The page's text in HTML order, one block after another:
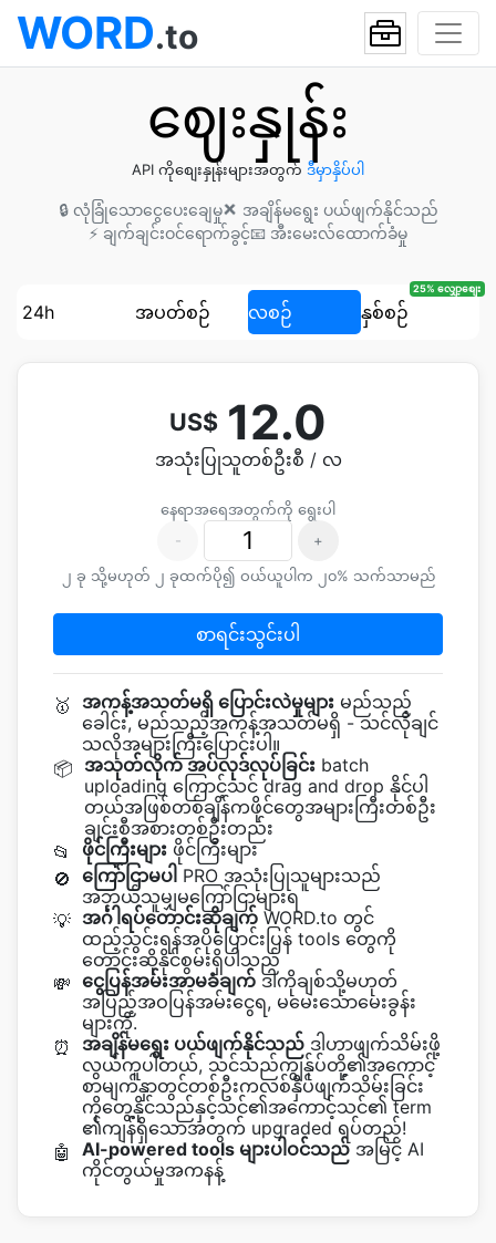
WORD.to
ဈေးနှုန်း
API ကိုစျေးနှုန်းများအတွက် ဒီမှာနှိပ်ပါ
🔒 လုံခြုံသောငွေပေးချေမှု❌ အချိန်မရွေး ပယ်ဖျက်နိုင်သည်
⚡ ချက်ချင်းဝင်ရောက်ခွင့်📧 အီးမေးလ်ထောက်ခံမှု
24h အပတ်စဉ် လစဉ် နှစ်စဉ်
25% လျှော့စျေး
US$ 12.0
အသုံးပြုသူတစ်ဦးစီ / လ
နေရာအရေအတွက်ကို ရွေးပါ
-
+
၂ ခု သို့မဟုတ် ၂ ခုထက်ပို၍ ဝယ်ယူပါက ၂၀% သက်သာမည်
စာရင်းသွင်းပါ
🥇 အကန့်အသတ်မရှိ ပြောင်းလဲမှုများ မည်သည့်
ခေါင်း, မည်သည့်အကန့်အသတ်မရှိ - သင်လိုချင်
သလိုအများကြီးပြောင်းပါ။
📦 အသုတ်လိုက် အပ်လုဒ်လုပ်ခြင်း batch
uploading ကြောင့်သင် drag and drop နိုင်ပါ
တယ်အဖြစ်တစ်ချိန်ကဖိုင်တွေအများကြီးတစ်ဦး
ချင်းစီအစားတစ်ဦးတည်း
📂
ဖိုင်ကြီးများ ဖိုင်ကြီးများ
🚫 ကြော်ငြာမပါ PRO အသုံးပြုသူများသည်
အဘယ်သူမျှမကြော်ငြာများရ
💡 အင်္ဂါရပ်တောင်းဆိုချက် WORD.to တွင်
ထည့်သွင်းရန်အပိုပြောင်းပြန် tools တွေကို
တောင်းဆိုနိုင်စွမ်းရှိပါသည်
💸 ငွေပြန်အမ်းအာမခံချက် ဒါကိုချစ်သို့မဟုတ်
အပြည့်အဝပြန်အမ်းငွေရ, မမေးသောမေးခွန်း
များကို.
⏰
အချိန်မရွေး ပယ်ဖျက်နိုင်သည် ဒါဟာဖျက်သိမ်းဖို့
လွယ်ကူပါတယ်, သင်သည်ကျွန်ုပ်တို့၏အကောင့်
စာမျက်နှာတွင်တစ်ဦးကလစ်နှိပ်ဖျက်သိမ်းခြင်း
ကိုတွေ့နိုင်သည်နှင့်သင်၏အကောင့်သင်၏ term
၏ကျန်ရှိသောအတွက် upgraded ရပ်တည်!
🤖
AI-powered tools များပါဝင်သည်အမြင့် AI
ကိုင်တွယ်မှုအကနန့်